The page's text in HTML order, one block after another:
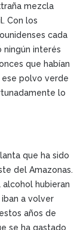
mezcla
Con los
cada
ningún interés
que habían
polvo verde
lo
que ha sido
del Amazonas.
hubieran
a volver
años de
se ha gastado